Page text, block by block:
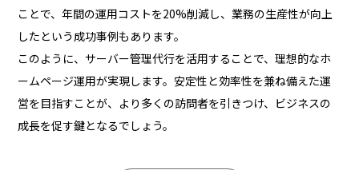
ことで、年間の運用コストを20%削減し、業務の生産性が向上
したという成功事例もあります。
このように、サーバー管理代行を活用することで、理想的なホ
ームページ運用が実現します。安定性と効率性を兼ね備えた運
営を目指すことが、より多くの訪問者を引きつけ、ビジネスの
成長を促す鍵となるでしょう。